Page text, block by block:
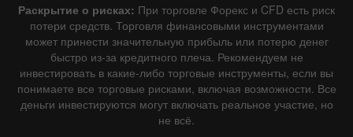
Раскрытие о рисках: При торговле Форекс и CFD есть риск
потери средств. Торговля финансовыми инструментами
может принести значительную прибыль или потерю денег
быстро из-за кредитного плеча. Рекомендуем не
инвестировать в какие-либо торговые инструменты, если вы
понимаете все торговые рисками, включая возможности. Все
деньги инвестируются могут включать реальное участие, но
не всё.